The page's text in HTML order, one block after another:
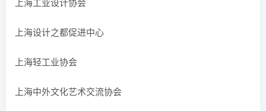
上海设计之都促进中心
上海轻工业协会
上海中外文化艺术交流协会